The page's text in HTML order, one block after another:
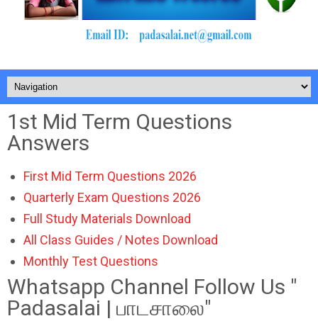
1st Mid Term Questions
Answers
First Mid Term Questions 2026
Quarterly Exam Questions 2026
Full Study Materials Download
All Class Guides / Notes Download
Monthly Test Questions
Whatsapp Channel Follow Us "
Padasalai | பாடசாலை"